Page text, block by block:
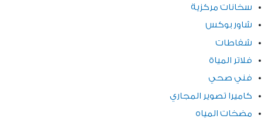
سخانات مركزية
شاور بوكس
شفاطات
فلاتر المياة
فني صحي
كاميرا تصوير المجاري
مضخات المياه